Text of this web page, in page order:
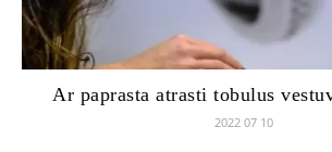
Ar paprasta atrasti tobulus
2022 07 10